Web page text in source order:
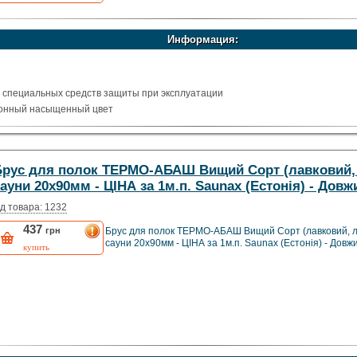
Информация:
специальных средств защиты при эксплуатации
насыщенный цвет
любой влажности (можно не бояться потопа, не разбухает даже после
на 20-25% чем у обычно высушенной древесины (поэтому в парной
для полок ТЕРМО-АБАШ Вищий Сорт (лавковий,
20х90мм - ЦІНА за 1м.п. Saunax (Естонія) -
товара: 1232
437 грн
купить
Брус для полок ТЕРМО-АБАШ Вищий Сорт (лавковий,
сауни 20х90мм - ЦІНА за 1м.п. Saunax (Естонія) -